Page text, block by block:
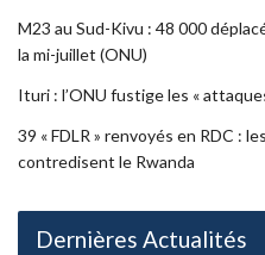
M23 au Sud-Kivu : 48 000
la mi-juillet (ONU)
Ituri : l’ONU fustige les «
39 « FDLR » renvoyés en RDC :
contredisent le Rwanda
Dernières Actualités